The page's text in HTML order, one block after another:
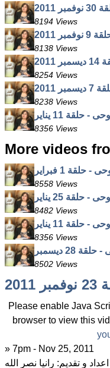
8194 Views
2011
8138 Views
8254 Views
2011
8238 Views
- حلقة 11 يناير
8356 Views
More videos
- حلقة 1 فبراير
8558 Views
- حلقة 25 يناير
8482 Views
- حلقة 11 يناير
8356 Views
28 ديسمبر
8502 Views
Please enable Java
browser to view this
» 7pm - Nov 25, 2011
اعداد و تقديم: رانيا نصر الله